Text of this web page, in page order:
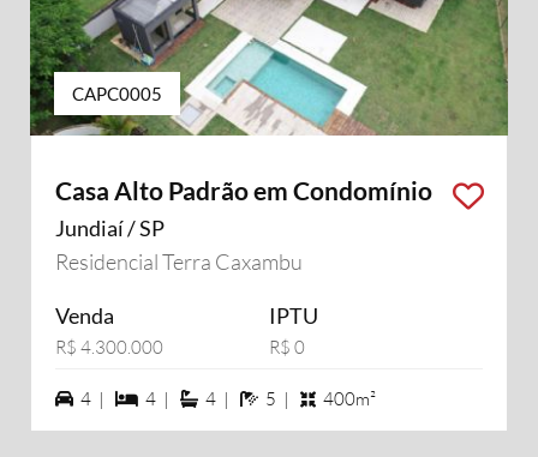
CAPC0005
Casa Alto Padrão em Condomínio
Jundiaí / SP
Residencial Terra Caxambu
Venda
R$ 4.300.000
IPTU
R$ 0
4 vagas na garagem
4 | 4 dormiórios
4 | 4 suítes
4 | 5 banheiros
5 | 400m²